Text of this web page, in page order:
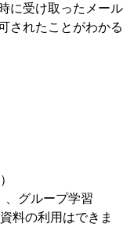
に受け取ったメール
されたことがわかる
グループ学習
料の利用はできま